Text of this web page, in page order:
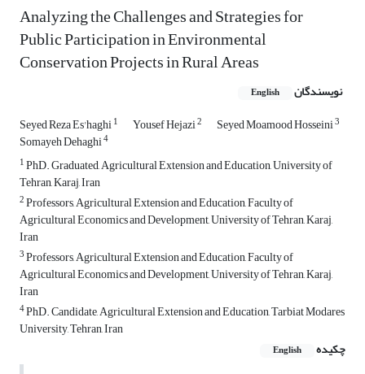
Analyzing the Challenges and Strategies for
Public Participation in Environmental
Conservation Projects in Rural Areas
نویسندگان English
Seyed Reza Es'haghi1 Yousef Hejazi2 Seyed Moamood Hosseini3
Somayeh Dehaghi4
1PhD. Graduated, Agricultural Extension and Education, University of
Tehran, Karaj, Iran
2Professors, Agricultural Extension and Education, Faculty of
Agricultural Economics and Development, University of Tehran, Karaj,
Iran
3Professors, Agricultural Extension and Education, Faculty of
Agricultural Economics and Development, University of Tehran, Karaj,
Iran
4PhD. Candidate, Agricultural Extension and Education, Tarbiat Modares
University, Tehran, Iran
چکیده
English